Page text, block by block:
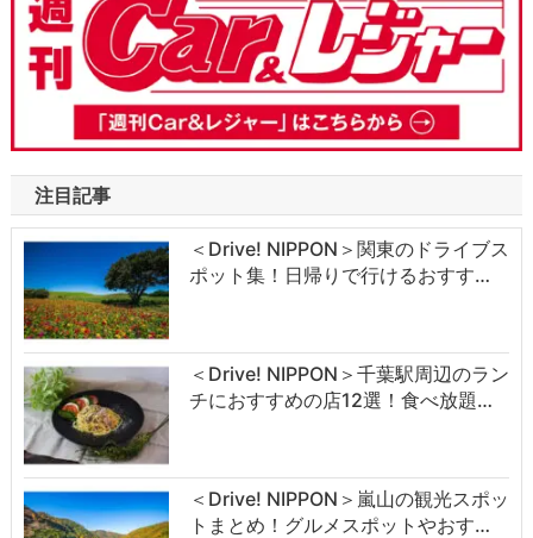
注目記事
＜Drive! NIPPON＞関東のドライブス
ポット集！日帰りで行けるおすす…
＜Drive! NIPPON＞千葉駅周辺のラン
チにおすすめの店12選！食べ放題…
＜Drive! NIPPON＞嵐山の観光スポッ
トまとめ！グルメスポットやおす…